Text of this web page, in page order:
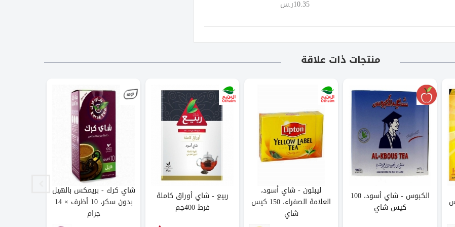
10.35ر.س
منتجات ذات علاقة
كيس
الكبوس - شاي أسود، 100
كيس شاي
ليبتون - شاي أسود،
العلامة الصفراء، 150 كيس
شاي
ربيع - شاي أوراق كاملة
فرط 400جم
شاي كرك - بريمكس بالهيل
بدون سكر، 10 أظرف × 14
جرام